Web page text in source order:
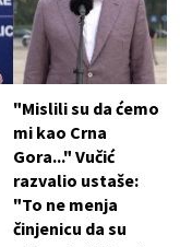
"Mislili su da ćemo
mi kao Crna
Gora..." Vučić
razvalio ustaše:
"To ne menja
činjenicu da su